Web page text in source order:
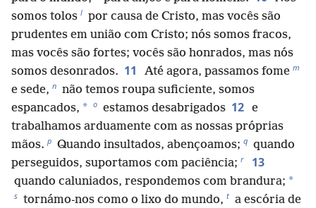
somos tolos l por causa de Cristo, mas vocês são
prudentes em união com Cristo; nós somos fracos,
mas vocês são fortes; vocês são honrados, mas nós
somos desonrados. 11 Até agora, passamos fome m
e sede, n não temos roupa suficiente, somos
espancados, * o estamos desabrigados 12 e
trabalhamos arduamente com as nossas próprias
mãos. p Quando insultados, abençoamos; q quando
perseguidos, suportamos com paciência; r 13
quando caluniados, respondemos com brandura; *
s tornámo-nos como o lixo do mundo, t a escória de